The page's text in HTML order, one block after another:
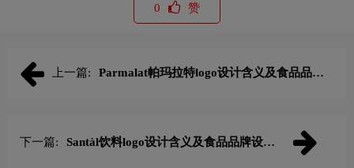
0 赞
上一篇:
Parmalat帕玛拉特logo设计含义及食品品牌
下一篇:
Santàl饮料logo设计含义及食品品牌设计